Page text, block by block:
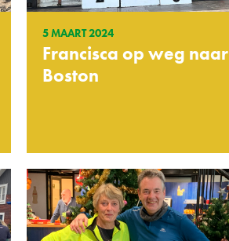
5 MAART 2024
Francisca op weg naar
Boston